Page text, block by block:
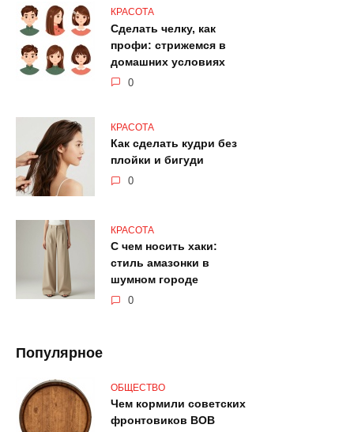
КРАСОТА
Сделать челку, как
профи: стрижемся в
домашних условиях
0
КРАСОТА
Как сделать кудри без
плойки и бигуди
0
КРАСОТА
С чем носить хаки:
стиль амазонки в
шумном городе
0
Популярное
ОБЩЕСТВО
Чем кормили советских
фронтовиков ВОВ